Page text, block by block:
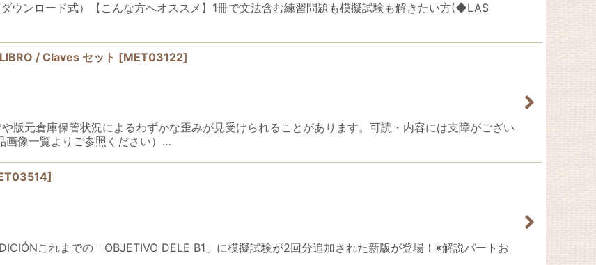
ウンロード式）【こんな方へオススメ】1冊で文法含む練習問題も模擬試験も解きたい方(◆LAS
/ Claves セット [MET03122]
版元倉庫保管状況によるわずかな歪みが見受けられることがあります。可読・内容には支障がござい
画像一覧よりご参照ください）…
]
これまでの「OBJETIVO DELE B1」に模擬試験が2回分追加された新版が登場！※解説パートお